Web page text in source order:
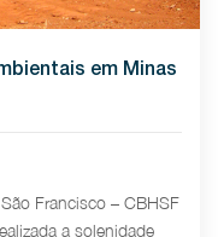
em Minas
Francisco – CBHSF
a solenidade